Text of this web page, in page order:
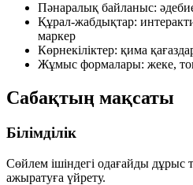
Пәнаралық байланыс:
Құрал-жабдықтар:
маркер
Көрнекіліктер: қима
Жұмыс формалары: жеке,
Сабақтың мақсаты
Білімділік
Сөйлем ішіндегі одағайды дұрыс
ажыратуға үйрету.